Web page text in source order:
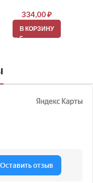
334,00₽
В КОРЗИНУ